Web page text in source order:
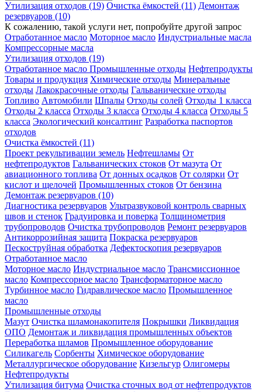
Утилизация отходов (19) Очистка ёмкостей (11) Демонтаж
резервуаров (10)
К сожалению, такой услуги нет, попробуйте другой запрос
Отработанное масло Моторное масло Индустриальные масла
Компрессорные масла
Утилизация отходов (19)
Отработанное масло Промышленные отходы Нефтепродукты
Товары и продукция Химические отходы Минеральные
отходы Лакокрасочные отходы Гальванические отходы
Топливо Автомобили Шпалы Отходы солей Отходы 1 класса
Отходы 2 класса Отходы 3 класса Отходы 4 класса Отходы 5
класса Экологический консалтинг Разработка паспортов
отходов
Очистка ёмкостей (11)
Проект рекультивации земель Нефтешламы От
нефтепродуктов Гальванических стоков От мазута От
авиационного топлива От донных осадков От солярки От
кислот и щелочей Промышленных стоков От бензина
Демонтаж резервуаров (10)
Диагностика резервуаров Ультразвуковой контроль сварных
швов и стенок Градуировка и поверка Толщинометрия
трубопроводов Очистка трубопроводов Ремонт резервуаров
Антикоррозийная защита Покраска резервуаров
Пескоструйная обработка Дефектоскопия резервуаров
Отработанное масло
Моторное масло Индустриальное масло Трансмиссионное
масло Компрессорное масло Трансформаторное масло
Турбинное масло Гидравлическое масло Промышленное
масло
Промышленные отходы
Мазут Очистка шламонакопителя Покрышки Ликвидация
ОПО Демонтаж и ликвидация промышленных объектов
Переработка шламов Промышленное оборудование
Силикагель Сорбенты Химическое оборудование
Металлургическое оборудование Кизельгур Олигомеры
Нефтепродукты
Утилизация битума Очистка сточных вод от нефтепродуктов